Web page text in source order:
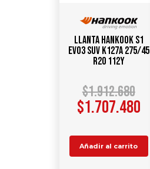
Llanta HANKOOK S1
Evo3 SUV K127A 275/45
R20 112Y
$1.912.680
$1.707.480
Añadir al carrito